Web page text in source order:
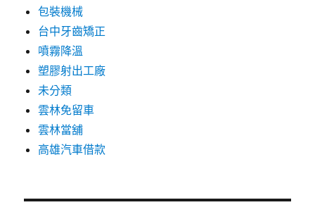
包裝機械
台中牙齒矯正
噴霧降溫
塑膠射出工廠
未分類
雲林免留車
雲林當舖
高雄汽車借款